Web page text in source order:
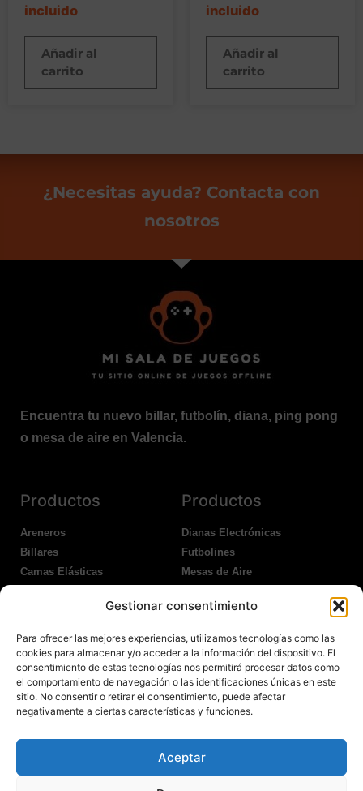
Gestionar consentimiento
Para ofrecer las mejores experiencias, utilizamos tecnologías como las
cookies para almacenar y/o acceder a la información del dispositivo. El
consentimiento de estas tecnologías nos permitirá procesar datos como
el comportamiento de navegación o las identificaciones únicas en este
sitio. No consentir o retirar el consentimiento, puede afectar
negativamente a ciertas características y funciones.
Aceptar
incluido
Añadir al
carrito
incluido
Añadir al
carrito
¿Necesitas ayuda? Contacta con
nosotros
Encuentra tu nuevo billar, futbolín, diana, ping pong
o mesa de aire en Valencia.
Productos
Areneros
Billares
Camas Elásticas
Productos
Dianas Electrónicas
Futbolines
Mesas de Aire
Ping Pong Exterior
Nosotros
Atención al Cliente
Garantías
Contacto
Política Devoluciones
Legales
Aviso Legal
Política de Privacidad
Política de Cookies
Polítíca de RRSS